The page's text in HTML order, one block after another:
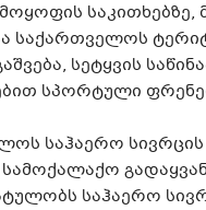
საქართველოს
სეტყვის
სპორტული
საჰაერო
საჰაერო